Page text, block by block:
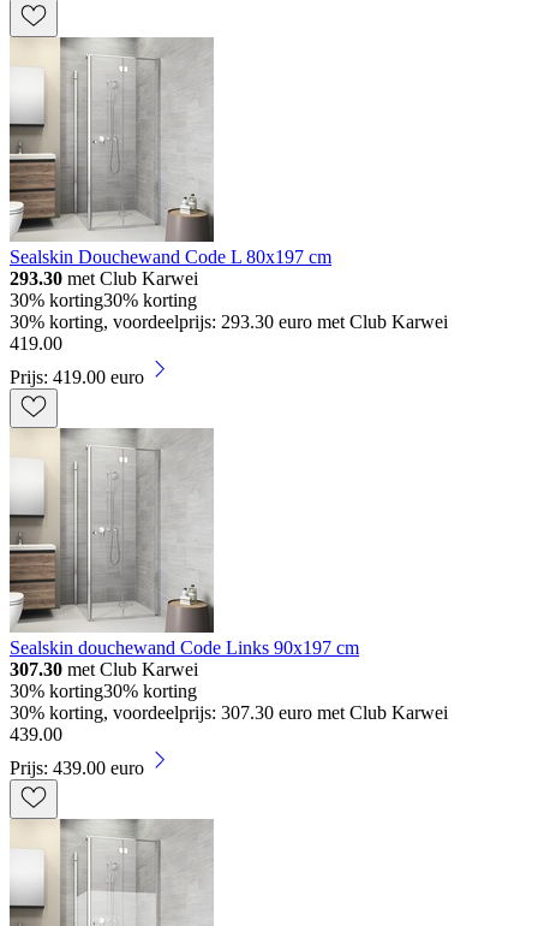
Sealskin Douchewand Code L 80x197 cm
293.30 met Club Karwei
30% korting30% korting
30% korting, voordeelprijs: 293.30 euro met Club Karwei
419.00
Prijs: 419.00 euro
Sealskin douchewand Code Links 90x197 cm
307.30 met Club Karwei
30% korting30% korting
30% korting, voordeelprijs: 307.30 euro met Club Karwei
439.00
Prijs: 439.00 euro